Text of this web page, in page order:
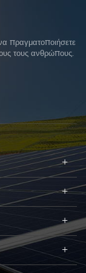
πραγματοποιήσετε
τους ανθρώπους.